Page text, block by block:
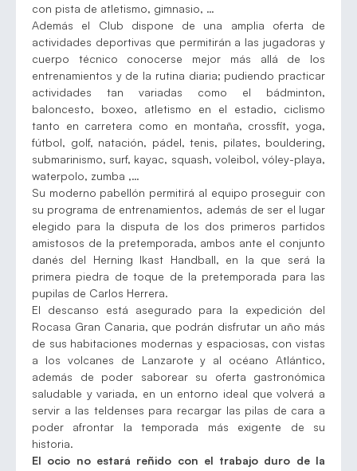
con pista de atletismo, gimnasio, …
Además el Club dispone de una amplia oferta de
actividades deportivas que permitirán a las jugadoras y
cuerpo técnico conocerse mejor más allá de los
entrenamientos y de la rutina diaria; pudiendo practicar
actividades tan variadas como el bádminton,
baloncesto, boxeo, atletismo en el estadio, ciclismo
tanto en carretera como en montaña, crossfit, yoga,
fútbol, golf, natación, pádel, tenis, pilates, bouldering,
submarinismo, surf, kayac, squash, voleibol, vóley-playa,
waterpolo, zumba ,…
Su moderno pabellón permitirá al equipo proseguir con
su programa de entrenamientos, además de ser el lugar
elegido para la disputa de los dos primeros partidos
amistosos de la pretemporada, ambos ante el conjunto
danés del Herning Ikast Handball, en la que será la
primera piedra de toque de la pretemporada para las
pupilas de Carlos Herrera.
El descanso está asegurado para la expedición del
Rocasa Gran Canaria, que podrán disfrutar un año más
de sus habitaciones modernas y espaciosas, con vistas
a los volcanes de Lanzarote y al océano Atlántico,
además de poder saborear su oferta gastronómica
saludable y variada, en un entorno ideal que volverá a
servir a las teldenses para recargar las pilas de cara a
poder afrontar la temporada más exigente de su
historia.
El ocio no estará reñido con el trabajo duro de la